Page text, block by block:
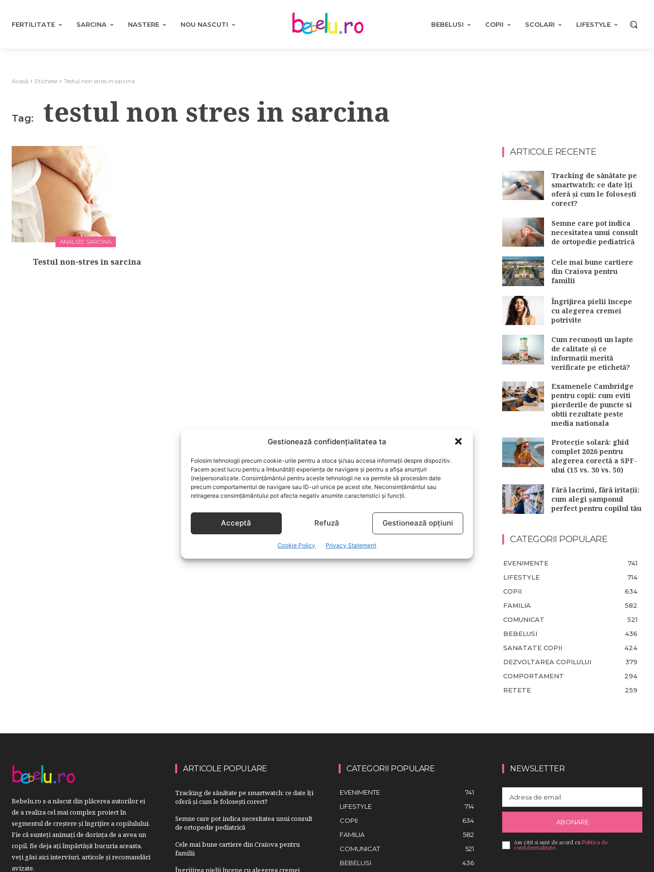
Gestionează confidențialitatea ta
Folosim tehnologii precum cookie-urile pentru a stoca și/sau accesa informații despre dispozitiv.
Facem acest lucru pentru a îmbunătăți experiența de navigare și pentru a afișa anunțuri
(ne)personalizate. Consimțământul pentru aceste tehnologii ne va permite să procesăm date
precum comportamentul de navigare sau ID-uri unice pe acest site. Neconsimțământul sau
retragerea consimțământului pot afecta negativ anumite caracteristici și funcții.
Acceptă Refuză Gestionează opțiuni
Cookie Policy Privacy Statement
FERTILITATE SARCINA NASTERE NOU NASCUTI BEBELUSI COPII SCOLARI LIFESTYLE
Acasă Etichete Testul non stres in sarcina
Tag: testul non stres in sarcina
ANALIZE SARCINA
Testul non-stres in sarcina
ARTICOLE RECENTE
Tracking de sănătate pe
smartwatch: ce date îți
oferă și cum le folosești
corect?
Semne care pot indica
necesitatea unui consult
de ortopedie pediatrică
Cele mai bune cartiere
din Craiova pentru
familii
Îngrijirea pielii începe
cu alegerea cremei
potrivite
Cum recunoști un lapte
de calitate și ce
informații merită
verificate pe etichetă?
Examenele Cambridge
pentru copii: cum eviti
pierderile de puncte si
obtii rezultate peste
media nationala
Protecție solară: ghid
complet 2026 pentru
alegerea corectă a SPF-
ului (15 vs. 30 vs. 50)
Fără lacrimi, fără iritații:
cum alegi șamponul
perfect pentru copilul tău
CATEGORII POPULARE
EVENIMENTE
741
LIFESTYLE
714
COPII
634
FAMILIA
582
COMUNICAT
521
BEBELUSI
436
SANATATE COPII
424
DEZVOLTAREA COPILULUI
379
COMPORTAMENT
294
RETETE
259
Bebelu.ro s-a născut din plăcerea autorilor ei
de a realiza cel mai complex proiect în
segmentul de creştere şi îngrijire a copilulului.
Fie că sunteţi animaţi de dorinţa de a avea un
copil, fie deja aţi împărtăşit bucuria aceasta,
veți găsi aici interviuri, articole şi recomandări
avizate.
ARTICOLE POPULARE
Tracking de sănătate pe smartwatch: ce date îți
oferă și cum le folosești corect?
Semne care pot indica necesitatea unui consult
de ortopedie pediatrică
Cele mai bune cartiere din Craiova pentru
familii
Îngrijirea pielii începe cu alegerea cremei
CATEGORII POPULARE
EVENIMENTE
741
LIFESTYLE
714
COPII
634
FAMILIA
582
COMUNICAT
521
BEBELUSI
436
NEWSLETTER
ABONARE
Am citit si sunt de acord cu Politica de
confidentialitate.